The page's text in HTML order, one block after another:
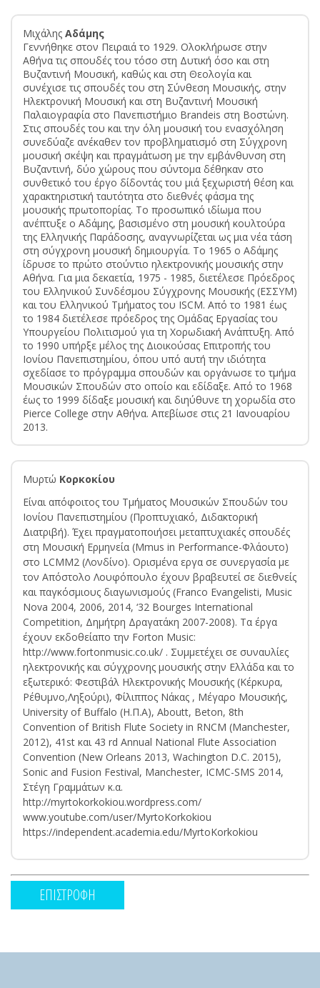
Μιχάλης Αδάμης
Γεννήθηκε στον Πειραιά το 1929. Ολοκλήρωσε στην
Αθήνα τις σπουδές του τόσο στη Δυτική όσο και στη
Βυζαντινή Μουσική, καθώς και στη Θεολογία και
συνέχισε τις σπουδές του στη Σύνθεση Μουσικής, στην
Ηλεκτρονική Μουσική και στη Βυζαντινή Μουσική
Παλαιογραφία στο Πανεπιστήμιο Brandeis στη Βοστώνη.
Στις σπουδές του και την όλη μουσική του ενασχόληση
συνεδύαζε ανέκαθεν τον προβληματισμό στη Σύγχρονη
μουσική σκέψη και πραγμάτωση με την εμβάνθυνση στη
Bυζαντινή, δύο χώρους που σύντομα δέθηκαν στο
συνθετικό του έργο δίδοντάς του μιά ξεχωριστή θέση και
χαρακτηριστική ταυτότητα στο διεθνές φάσμα της
μουσικής πρωτοπορίας. Το προσωπικό ιδίωμα που
ανέπτυξε ο Αδάμης, βασισμένο στη μουσική κουλτούρα
της Ελληνικής Παράδοσης, αναγνωρίζεται ως μια νέα τάση
στη σύγχρονη μουσική δημιουργία. Το 1965 ο Αδάμης
ίδρυσε το πρώτο στούντιο ηλεκτρονικής μουσικής στην
Αθήνα. Για μια δεκαετία, 1975 - 1985, διετέλεσε Πρόεδρος
του Eλληνικού Συνδέσμου Σύγχρονης Mουσικής (EΣΣΥΜ)
και του Ελληνικού Τμήματος του ISCM. Από το 1981 έως
το 1984 διετέλεσε πρόεδρος της Oμάδας Eργασίας του
Yπουργείου Πολιτισμού για τη Xορωδιακή Aνάπτυξη. Από
το 1990 υπήρξε μέλος της Διοικούσας Επιτροπής του
Ιονίου Πανεπιστημίου, όπου υπό αυτή την ιδιότητα
σχεδίασε το πρόγραμμα σπουδών και οργάνωσε το τμήμα
Μουσικών Σπουδών στο οποίο και εδίδαξε. Από το 1968
έως το 1999 δίδαξε μουσική και διηύθυνε τη χορωδία στο
Pierce College στην Αθήνα. Απεβίωσε στις 21 Ιανουαρίου
2013.
Μυρτώ Κορκοκίου
Eίναι απόφοιτος του Τμήματος Μουσικών Σπουδών του
Ιονίου Πανεπιστημίου (Προπτυχιακό, Διδακτορική
Διατριβή). Έχει πραγματοποιήσει μεταπτυχιακές σπουδές
στη Μουσική Ερμηνεία (Mmus in Performance-Φλάουτο)
στο LCMM2 (Λονδίνο). Ορισμένα εργα σε συνεργασία με
τον Απόστολο Λουφόπουλο έχουν βραβευτεί σε διεθνείς
και παγκόσμιους διαγωνισμούς (Franco Evangelisti, Μusic
Nova 2004, 2006, 2014, ‘32 Bourges International
Competition, Δημήτρη Δραγατάκη 2007-2008). Τα έργα
έχουν εκδοθείαπο την Forton Music:
http://www.fortonmusic.co.uk/ . Συμμετέχει σε συναυλίες
ηλεκτρονικής και σύγχρονης μουσικής στην Ελλάδα και το
εξωτερικό: Φεστιβάλ Ηλεκτρονικής Μουσικής (Κέρκυρα,
Ρέθυμνο,Ληξούρι), Φίλιππος Νάκας , Μέγαρο Μουσικής,
University of Buffalo (Η.Π.Α), Αboutt, Beton, 8th
Convention of British Flute Society in RNCM (Manchester,
2012), 41st και 43 rd Annual National Flute Association
Convention (New Orleans 2013, Wachington D.C. 2015),
Sonic and Fusion Festival, Manchester, ICMC-SMS 2014,
Στέγη Γραμμάτων κ.α.
http://myrtokorkokiou.wordpress.com/
www.youtube.com/user/MyrtoKorkokiou
https://independent.academia.edu/MyrtoKorkokiou
ΕΠΙΣΤΡΟΦΗ